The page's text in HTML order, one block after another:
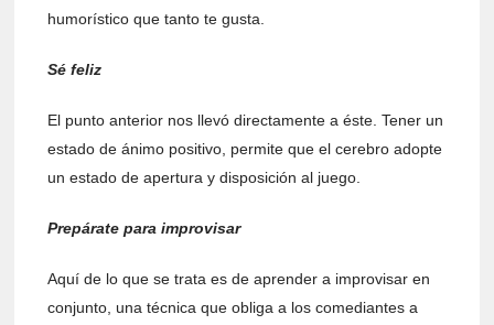
humorístico que tanto te gusta.
Sé feliz
El punto anterior nos llevó directamente a éste. Tener un
estado de ánimo positivo, permite que el cerebro adopte
un estado de apertura y disposición al juego.
Prepárate para improvisar
Aquí de lo que se trata es de aprender a improvisar en
conjunto, una técnica que obliga a los comediantes a